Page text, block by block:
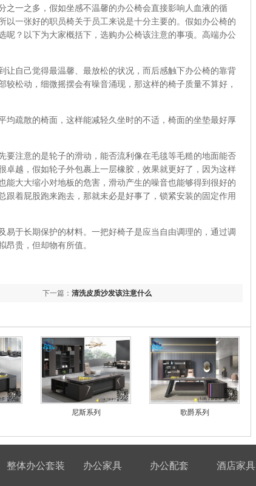
一之多，假如坐感不温馨的办公椅会直接影响人血液的循
一张好的职员椅关于员工来说是十分主要的。假如办公椅的
？以下为大家概括下，选购办公椅该注意的事项。高端办公
自己觉得最温馨、最放松的状况，而后感触下办公椅的靠背
松动，细微摇摆会有噪音涌现，那这样的椅子质量不算好，
均疏散的椅面，这样能减轻久坐时的不适，椅面的坐垫最好厚
要注意的是轮子的滑动，能否流利像在毛毯等毛糙的地面能否
越，假如轮子外包裹上一层橡胶，效果就更好了，因为这样
大大缩小对地板的危害，滑动产生的噪音也能够得到很好的
着屁股跑来跑去，那就未必是好事了，锁紧安装的固定作用
于长期保护的材料。一把好椅子是应当自由调理的，通过调
贵，但却物有所值。
下一篇： 清洗皮质沙发该注意什么
尼斯系列 歌爵系列
整体办公套装 办公家具 办公配套 酒店家具